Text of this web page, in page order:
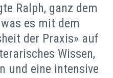
Ralph, ganz dem
es mit dem
der Praxis» auf
Wissen,
und eine intensive